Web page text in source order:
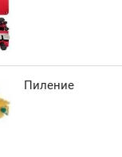
Пиление